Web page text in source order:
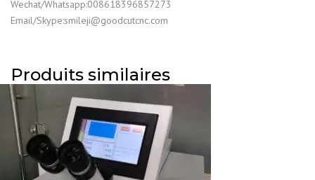
Wechat/Whatsapp:008618396857273
Email/Skype:smileji@goodcutcnc.com
Produits similaires